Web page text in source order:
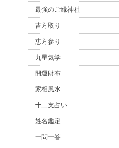
最強のご縁神社
吉方取り
恵方参り
九星気学
開運財布
家相風水
十二支占い
姓名鑑定
一問一答